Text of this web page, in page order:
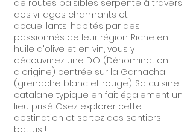
de routes paisibles serpente à travers
des villages charmants et
accueillants, habités par des
passionnés de leur région. Riche en
huile d'olive et en vin, vous y
découvrirez une D.O. (Dénomination
d'origine) centrée sur la Garnacha
(grenache blanc et rouge). Sa cuisine
catalane typique en fait également un
lieu prisé. Osez explorer cette
destination et sortez des sentiers
battus !